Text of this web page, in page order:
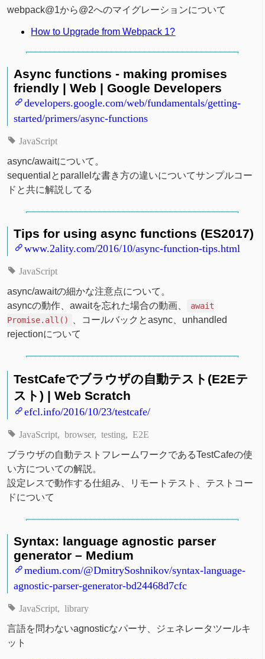
webpack@1から@2へのマイグレーションについて
How to Upgrade from Webpack 1?
Async functions - making promises
friendly | Web | Google Developers
developers.google.com/web/fundamentals/getting-
started/primers/async-functions
JavaScript
async/awaitについて。
sequentialとparallelな書き方の違いについてサンプルコー
ドと共に解説してる
Tips for using async functions (ES2017)
www.2ality.com/2016/10/async-function-tips.html
JavaScript
async/awaitの細かな注意点について。
asyncの動作、awaitを忘れた場合の動画、
await
Promise.all()
、コールバックとasync、unhandled
rejectionについて
TestCafeでブラウザの自動テスト(E2Eテ
スト) | Web Scratch
efcl.info/2016/10/23/testcafe/
JavaScript browser testing E2E
ブラウザの自動テストフレームワークであるTestCafeの使
い方についての解説。
設定レスで動作する仕組み、リモートテスト、テストコー
ドについて
Syntax: language agnostic parser
generator – Medium
medium.com/@DmitrySoshnikov/syntax-language-
agnostic-parser-generator-bd24468d7cfc
JavaScript library
言語を問わないagnosticなパーサ、ジェネレータツールキ
ット